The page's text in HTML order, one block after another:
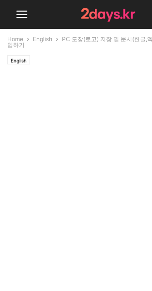
Home English
PC 도장(로고) 저장 및 문서(한글,
입하기
English